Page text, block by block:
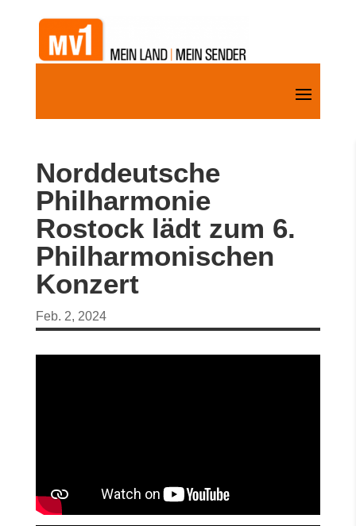
Norddeutsche
Philharmonie
Rostock lädt zum 6.
Philharmonischen
Konzert
Feb. 2, 2024